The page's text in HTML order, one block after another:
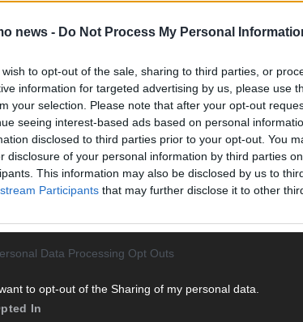
news - Do Not Process My Personal
wish to opt-out of the sale, sharing to third parties, or
information for targeted advertising by us, please use
your selection. Please note that after your opt-out
seeing interest-based ads based on personal
disclosed to third parties prior to your opt-out. You
disclosure of your personal information by third parties
This information may also be disclosed by us to
Participants that may further disclose it to other
Data Processing Opt Outs
to opt-out of the Sharing of my personal data.
In